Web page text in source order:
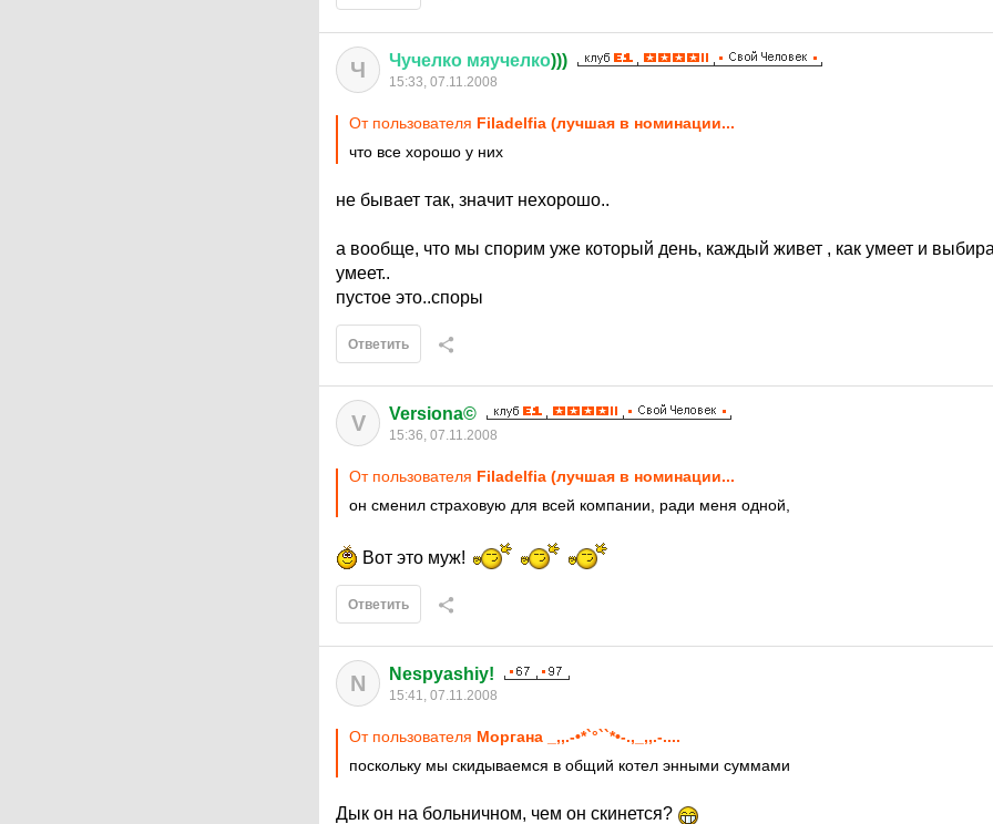
Ч Чучелко мяучелко)))
15:33, 07.11.2008
От пользователя Filadelfia (лучшая в номинации...
что все хорошо у них
не бывает так, значит нехорошо..
а вообще, что мы спорим уже который день, каждый живет , как умеет и
умеет..
пустое это..споры
Ответить
V Versiona©
15:36, 07.11.2008
От пользователя Filadelfia (лучшая в номинации...
он сменил страховую для всей компании, ради меня одной,
Вот это муж!
Ответить
N Nespyashiy!
15:41, 07.11.2008
От пользователя Моргана _,,.-•*`°``*•-.,_,,.-....
поскольку мы скидываемся в общий котел энными суммами
Дык он на больничном, чем он скинется?